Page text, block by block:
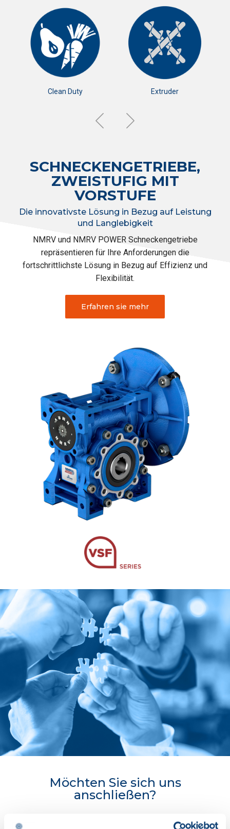
Clean Duty Extruder
SCHNECKENGETRIEBE,
ZWEISTUFIG MIT
VORSTUFE
Die innovativste Lösung in Bezug auf Leistung
und Langlebigkeit
NMRV und NMRV POWER Schneckengetriebe
repräsentieren für Ihre Anforderungen die
fortschrittlichste Lösung in Bezug auf Effizienz und
Flexibilität.
Erfahren sie mehr
Möchten Sie sich uns
anschließen?